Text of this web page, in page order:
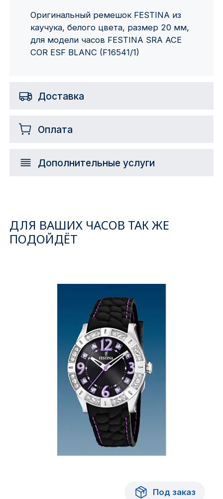
Оригинальный ремешок FESTINA из
каучука, белого цвета, размер 20 мм,
для модели часов FESTINA SRA ACE
COR ESF BLANC (F16541/1)
Доставка
Оплата
Дополнительные услуги
ДЛЯ ВАШИХ ЧАСОВ ТАК ЖЕ
ПОДОЙДЁТ
Под заказ